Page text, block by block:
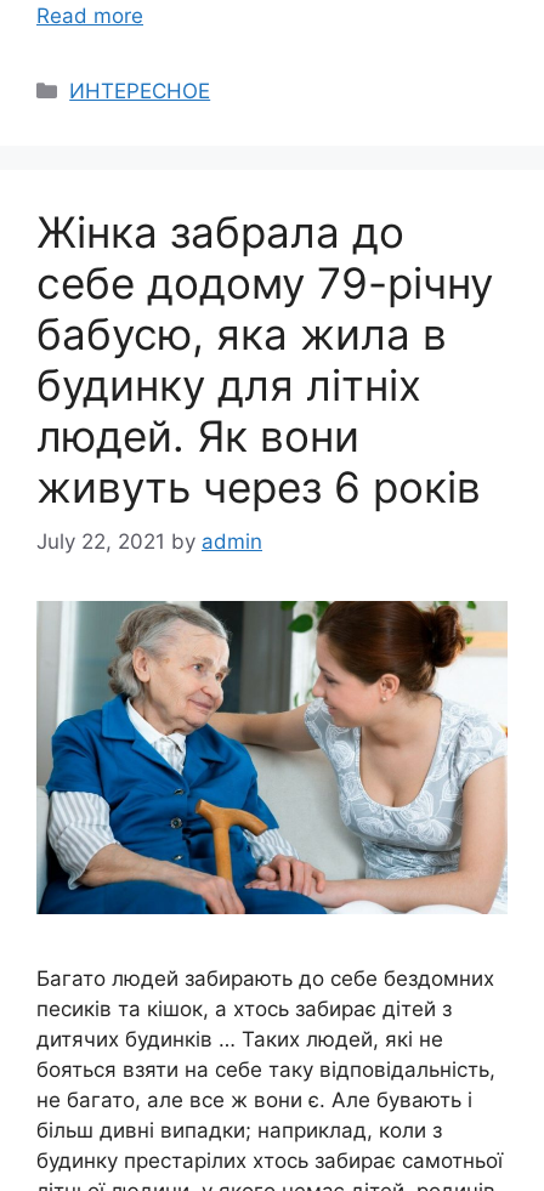
Read more
Categories
ИНТЕРЕСНОЕ
Жінка забрала до
себе додому 79-річну
бабусю, яка жила в
будинку для літніх
людей. Як вони
живуть через 6 років
July 22, 2021 by admin
Багато людей забирають до себе бездомних
песиків та кішок, а хтось забирає дітей з
дитячих будинків … Таких людей, які не
бояться взяти на себе таку відповідальність,
не багато, але все ж вони є. Але бувають і
більш дивні випадки; наприклад, коли з
будинку престарілих хтось забирає самотньої